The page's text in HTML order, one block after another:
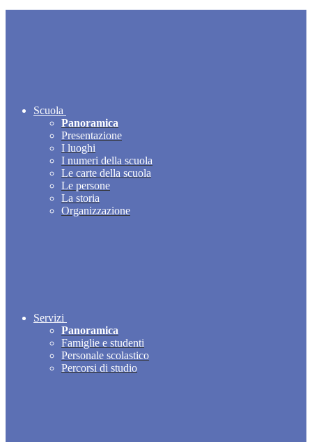
Scuola
Panoramica
Presentazione
I luoghi
I numeri della scuola
Le carte della scuola
Le persone
La storia
Organizzazione
Servizi
Panoramica
Famiglie e studenti
Personale scolastico
Percorsi di studio